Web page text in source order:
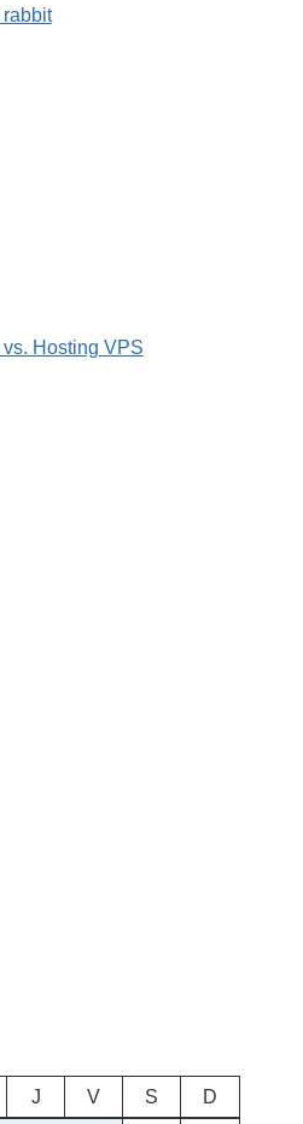
Hosting VPS
J V S D